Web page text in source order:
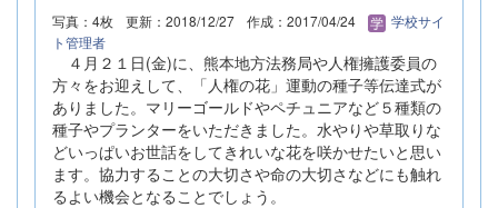
写真：4枚 更新：2018/12/27 作成：2017/04/24
学校サイ
ト管理者
４月２１日(金)に、熊本地方法務局や人権擁護委員の
方々をお迎えして、「人権の花」運動の種子等伝達式が
ありました。マリーゴールドやペチュニアなど５種類の
種子やプランターをいただきました。水やりや草取りな
どいっぱいお世話をしてきれいな花を咲かせたいと思い
ます。協力することの大切さや命の大切さなどにも触れ
るよい機会となることでしょう。